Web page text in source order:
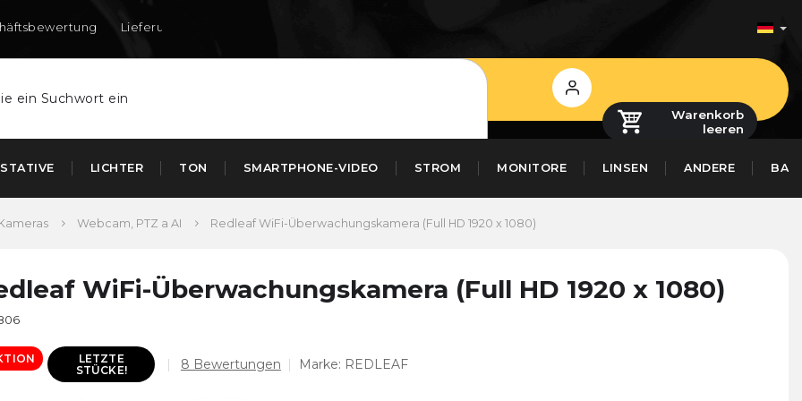
Lieferung nach DE und AT
Login
Warenkorb
leeren
STATIVE LICHTER TON SMARTPHONE-VIDEO STROM MONITORE LINSEN ANDERE
Webcam, PTZ a AI Redleaf WiFi-Überwachungskamera (Full HD 1920 x 1080)
WiFi-Überwachungskamera (Full HD 1920 x 1080)
LETZTE
STÜCKE!
Die
8 Bewertungen Marke: REDLEAF